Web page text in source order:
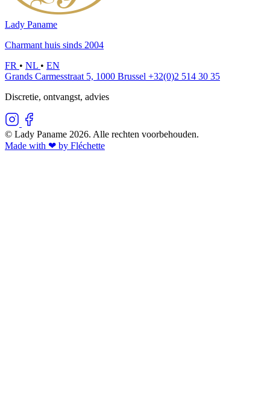
Lady Paname
Charmant huis sinds 2004
FR • NL • EN
Grands Carmesstraat 5, 1000 Brussel +32(0)2 514 30 35
Discretie, ontvangst, advies
© Lady Paname 2026. Alle rechten voorbehouden.
Made with ❤︎ by Fléchette